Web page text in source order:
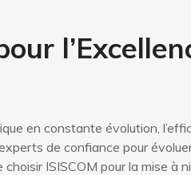
en constante évolution,
de confiance pour
ISISCOM pour la mise à